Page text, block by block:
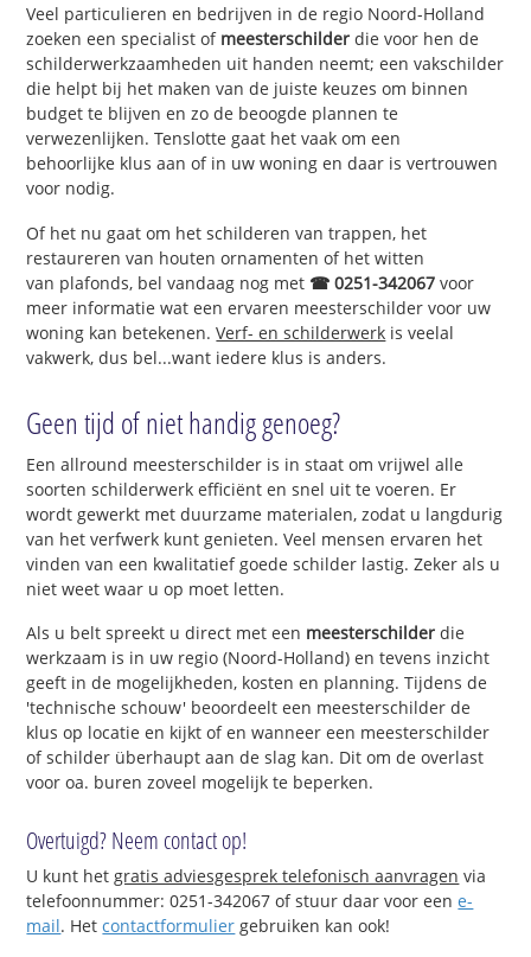
Veel particulieren en bedrijven in de regio Noord-Holland
zoeken een specialist of meesterschilder die voor hen de
schilderwerkzaamheden uit handen neemt; een vakschilder
die helpt bij het maken van de juiste keuzes om binnen
budget te blijven en zo de beoogde plannen te
verwezenlijken. Tenslotte gaat het vaak om een
behoorlijke klus aan of in uw woning en daar is vertrouwen
voor nodig.
Of het nu gaat om het schilderen van trappen, het
restaureren van houten ornamenten of het witten
van plafonds, bel vandaag nog met ☎ 0251-342067 voor
meer informatie wat een ervaren meesterschilder voor uw
woning kan betekenen.Verf- en schilderwerk is veelal
vakwerk, dus bel...want iedere klus is anders.
Geen tijd of niet handig genoeg?
Een allround meesterschilder is in staat om vrijwel alle
soorten schilderwerk efficiënt en snel uit te voeren. Er
wordt gewerkt met duurzame materialen, zodat u langdurig
van het verfwerk kunt genieten. Veel mensen ervaren het
vinden van een kwalitatief goede schilder lastig. Zeker als u
niet weet waar u op moet letten.
Als u belt spreekt u direct met een meesterschilder die
werkzaam is in uw regio (Noord-Holland) en tevens inzicht
geeft in de mogelijkheden, kosten en planning. Tijdens de
'technische schouw' beoordeelt een meesterschilder de
klus op locatie en kijkt of en wanneer een meesterschilder
of schilder überhaupt aan de slag kan. Dit om de overlast
voor oa. buren zoveel mogelijk te beperken.
Overtuigd? Neem contact op!
U kunt hetgratis adviesgesprek telefonisch aanvragen via
telefoonnummer: 0251-342067 of stuur daar voor eene-
mail. Hetcontactformulier gebruiken kan ook!